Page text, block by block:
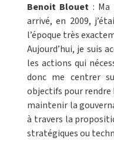
Benoit Blouet : Ma
arrivé, en 2009,
l’époque très
Aujourd’hui, je suis
les actions qui
donc me centrer
objectifs pour rendre
maintenir la
à travers la
stratégiques ou